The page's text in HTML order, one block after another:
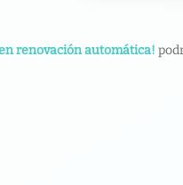
renovación automática!